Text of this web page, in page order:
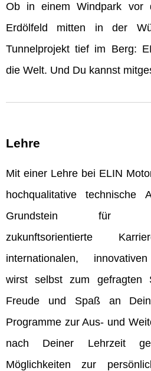
Ob in einem Windpark vor
Erdölfeld mitten in der
Tunnelprojekt tief im Berg:
die Welt. Und Du kannst
Lehre
Mit einer Lehre bei ELIN
hochqualitative technische
Grundstein für
zukunftsorientierte
internationalen,
wirst selbst zum gefragten
Freude und Spaß an
Programme zur Aus- und
nach Deiner Lehrzeit
Möglichkeiten zur